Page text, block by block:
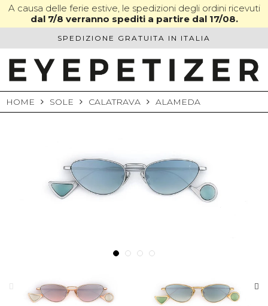
SkipA causa delle ferie estive, le spedizioni degli ordini ricevuti
dal 7/8 verranno spediti a partire dal 17/08.
SPEDIZIONE GRATUITA IN ITALIA
HOME SOLE CALATRAVA ALAMEDA